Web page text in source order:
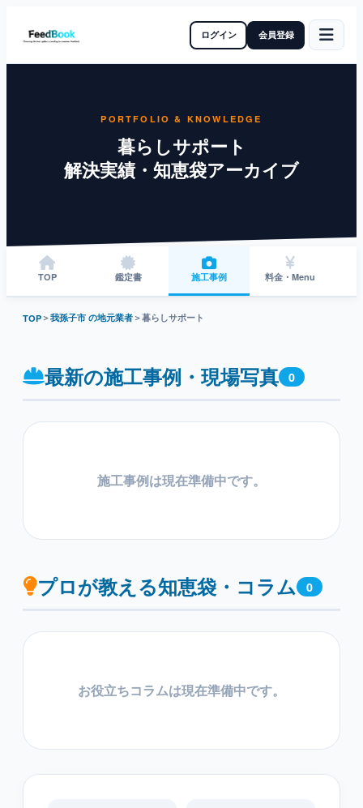
ログイン 会員登録
PORTFOLIO & KNOWLEDGE
暮らしサポート
解決実績・知恵袋アーカイブ
TOP 鑑定書 施工事例 料金・Menu
TOP＞我孫子市 の地元業者＞暮らしサポート
最新の施工事例・現場写真 0
施工事例は現在準備中です。
プロが教える知恵袋・コラム 0
お役立ちコラムは現在準備中です。